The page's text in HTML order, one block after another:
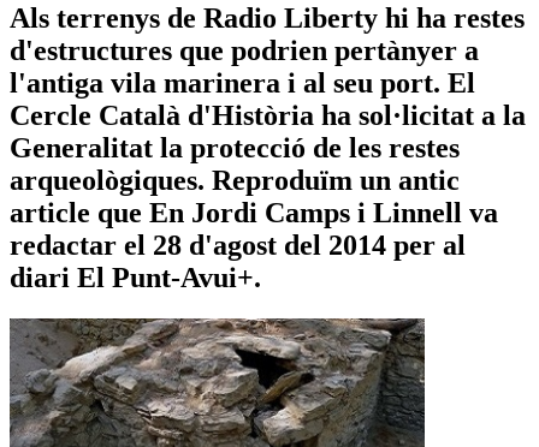
Als terrenys de Radio Liberty hi ha restes
d'estructures que podrien pertànyer a
l'antiga vila marinera i al seu port. El
Cercle Català d'Història ha sol·licitat a la
Generalitat la protecció de les restes
arqueològiques. Reproduïm un antic
article que En Jordi Camps i Linnell va
redactar el 28 d'agost del 2014 per al
diari El Punt-Avui+.